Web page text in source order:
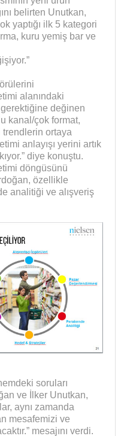
belirten Unutkan,
yaptığı ilk 5 kategori
kuru yemiş bar ve
alanındaki
değinen
kanal/çok format,
ortaya
anlayışı yerini artık
diye konuştu.
döngüsünü
özellikle
analitiği ve alışveriş
soruları
ve İlker Unutkan,
aynı zamanda
mesafemizi ve
mesajını verdi.